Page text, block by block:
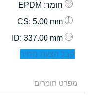
חומר: EPDM
: 5.00 mm
: 337.00 mm
קבל הצעת מחיר
מפרט חומרים